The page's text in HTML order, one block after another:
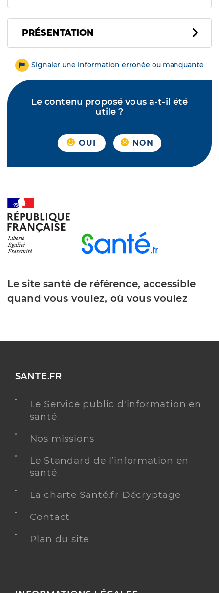
PRÉSENTATION
Signaler une information erronée ou manquante
Le contenu proposé vous a-t-il été
utile ?
OUI NON
Le site santé de référence, accessible
quand vous voulez, où vous voulez
SANTE.FR
Le Service public d'information en
santé
Nos missions
Le Standard de l’information en
santé
La charte Santé.fr Décryptage
Contact
Plan du site